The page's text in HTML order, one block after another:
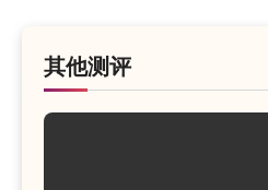
其他测评